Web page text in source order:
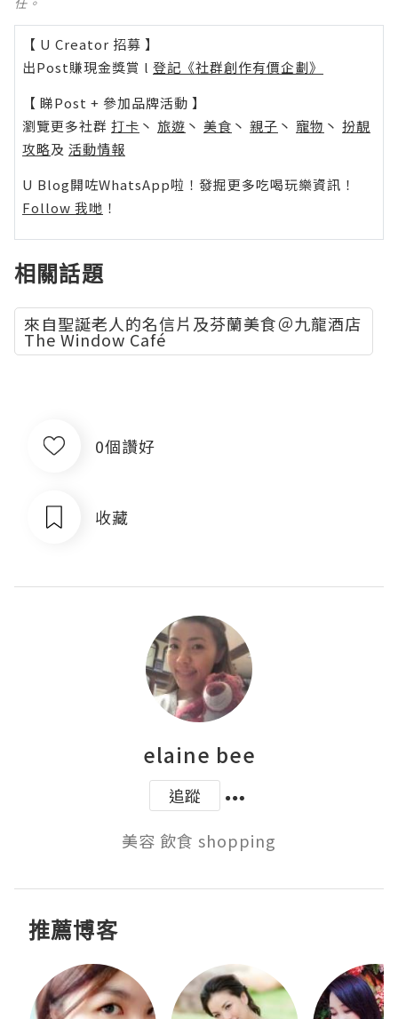
【 U Creator 招募 】
出Post賺現金獎賞 l 登記《社群創作有價企劃》
【 睇Post + 參加品牌活動 】
瀏覽更多社群 打卡 丶 旅遊 丶 美食 丶 親子 丶 寵物 丶 扮靚
攻略及 活動情報
U Blog開咗WhatsApp啦！發掘更多吃喝玩樂資訊！
Follow 我哋 ！
相關話題
來自聖誕老人的名信片及芬蘭美食＠九龍酒店
The Window Café
0個讚好
收藏
elaine bee
追蹤
美容 飲食 shopping
推薦博客